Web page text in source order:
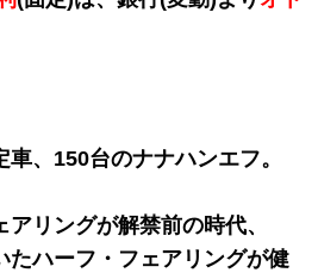
、150台のナナハンエフ。
リングが解禁前の時代、
たハーフ・フェアリングが健